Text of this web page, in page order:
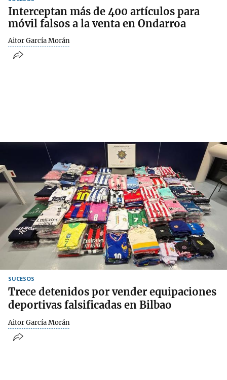
Interceptan más de 400 artículos para
móvil falsos a la venta en Ondarroa
Aitor García Morán
SUCESOS
Trece detenidos por vender equipaciones
deportivas falsificadas en Bilbao
Aitor García Morán